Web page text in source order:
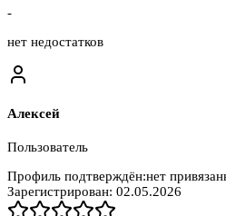
-
нет недостатков
Алексей
Пользователь
Профиль подтверждён:нет
Зарегистрирован: 02.05.2026